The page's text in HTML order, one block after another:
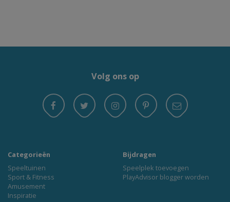
Volg ons op
Categorieën
Speeltuinen
Sport & Fitness
Amusement
Inspiratie
Bijdragen
Speelplek toevoegen
PlayAdvisor blogger worden